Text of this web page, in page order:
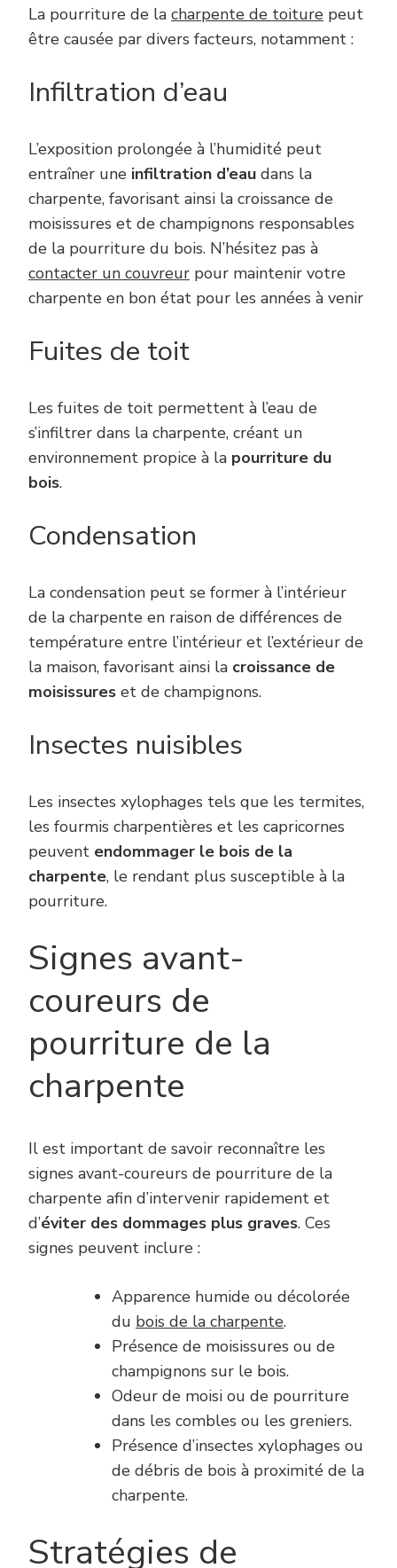
La pourriture de la charpente de toiture peut
être causée par divers facteurs, notamment :
Infiltration d’eau
L’exposition prolongée à l’humidité peut
entraîner une infiltration d’eau dans la
charpente, favorisant ainsi la croissance de
moisissures et de champignons responsables
de la pourriture du bois. N’hésitez pas à
contacter un couvreur pour maintenir votre
charpente en bon état pour les années à venir
Fuites de toit
Les fuites de toit permettent à l’eau de
s’infiltrer dans la charpente, créant un
environnement propice à la pourriture du
bois.
Condensation
La condensation peut se former à l’intérieur
de la charpente en raison de différences de
température entre l’intérieur et l’extérieur de
la maison, favorisant ainsi la croissance de
moisissures et de champignons.
Insectes nuisibles
Les insectes xylophages tels que les termites,
les fourmis charpentières et les capricornes
peuvent endommager le bois de la
charpente, le rendant plus susceptible à la
pourriture.
Signes avant-
coureurs de
pourriture de la
charpente
Il est important de savoir reconnaître les
signes avant-coureurs de pourriture de la
charpente afin d’intervenir rapidement et
d’éviter des dommages plus graves. Ces
signes peuvent inclure :
Apparence humide ou décolorée
du bois de la charpente.
Présence de moisissures ou de
champignons sur le bois.
Odeur de moisi ou de pourriture
dans les combles ou les greniers.
Présence d’insectes xylophages ou
de débris de bois à proximité de la
charpente.
Stratégies de